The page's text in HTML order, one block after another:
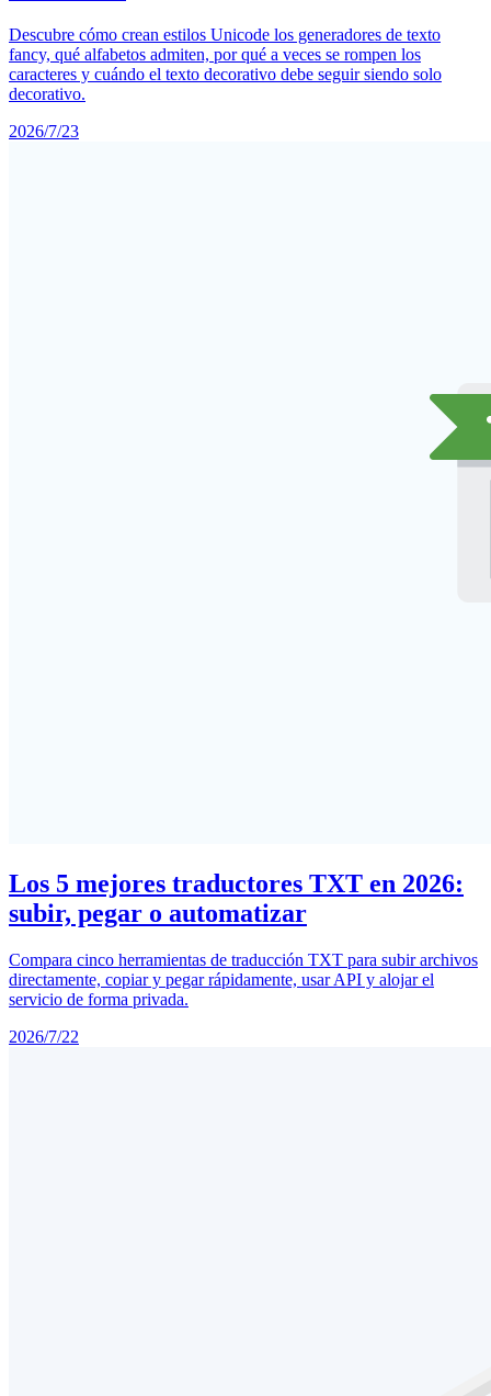
Descubre cómo crean estilos Unicode los generadores de texto
fancy, qué alfabetos admiten, por qué a veces se rompen los
caracteres y cuándo el texto decorativo debe seguir siendo solo
decorativo.
2026/7/23
Los 5 mejores traductores TXT en 2026:
subir, pegar o automatizar
Compara cinco herramientas de traducción TXT para subir archivos
directamente, copiar y pegar rápidamente, usar API y alojar el
servicio de forma privada.
2026/7/22